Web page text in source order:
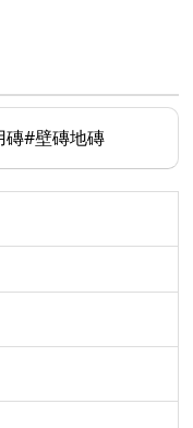
磚#壁磚地磚